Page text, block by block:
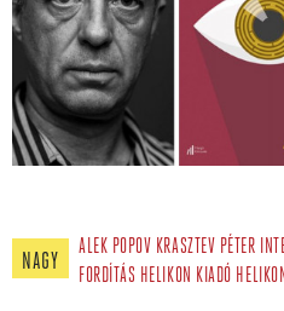
NAGY
ALEK POPOV KRASZTEV PÉTER
FORDÍTÁS HELIKON KIADÓ